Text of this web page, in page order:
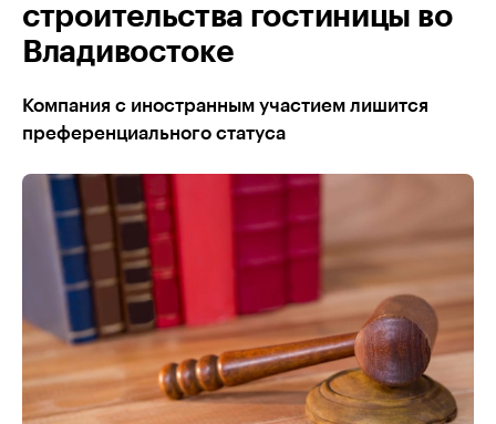
строительства гостиницы во
Владивостоке
Компания с иностранным участием лишится
преференциального статуса